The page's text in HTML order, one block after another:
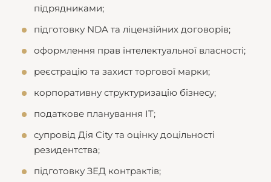
підрядниками;
підготовку NDA та ліцензійних договорів;
оформлення прав інтелектуальної власності;
реєстрацію та захист торгової марки;
корпоративну структуризацію бізнесу;
податкове планування IT;
супровід Дія City та оцінку доцільності
резидентства;
підготовку ЗЕД контрактів;